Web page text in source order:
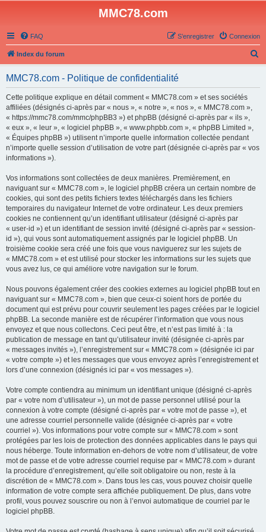
MMC78.com
FAQ Connexion
S’enregistrer
Index du forum
MMC78.com - Politique de confidentialité
Cette politique explique en détail comment « MMC78.com » et ses sociétés
affiliées (désignés ci-après par « nous », « notre », « nos », « MMC78.com »,
« https://mmc78.com/mmc/phpBB3 ») et phpBB (désigné ci-après par « ils »,
« eux », « leur », « logiciel phpBB », « www.phpbb.com », « phpBB Limited »,
« Équipes phpBB ») utilisent n’importe quelle information collectée pendant
n’importe quelle session d’utilisation de votre part (désignée ci-après par « vos
informations »).
Vos informations sont collectées de deux manières. Premièrement, en
naviguant sur « MMC78.com », le logiciel phpBB créera un certain nombre de
cookies, qui sont des petits fichiers textes téléchargés dans les fichiers
temporaires du navigateur Internet de votre ordinateur. Les deux premiers
cookies ne contiennent qu’un identifiant utilisateur (désigné ci-après par
« user-id ») et un identifiant de session invité (désigné ci-après par « session-
id »), qui vous sont automatiquement assignés par le logiciel phpBB. Un
troisième cookie sera créé une fois que vous naviguerez sur les sujets de
« MMC78.com » et est utilisé pour stocker les informations sur les sujets que
vous avez lus, ce qui améliore votre navigation sur le forum.
Nous pouvons également créer des cookies externes au logiciel phpBB tout en
naviguant sur « MMC78.com », bien que ceux-ci soient hors de portée du
document qui est prévu pour couvrir seulement les pages créées par le logiciel
phpBB. La seconde manière est de récupérer l’information que vous nous
envoyez et que nous collectons. Ceci peut être, et n’est pas limité à : la
publication de message en tant qu’utilisateur invité (désignée ci-après par
« messages invités »), l’enregistrement sur « MMC78.com » (désignée ici par
« votre compte ») et les messages que vous envoyez après l’enregistrement et
lors d’une connexion (désignés ici par « vos messages »).
Votre compte contiendra au minimum un identifiant unique (désigné ci-après
par « votre nom d’utilisateur »), un mot de passe personnel utilisé pour la
connexion à votre compte (désigné ci-après par « votre mot de passe »), et
une adresse courriel personnelle valide (désignée ci-après par « votre
courriel »). Vos informations pour votre compte sur « MMC78.com » sont
protégées par les lois de protection des données applicables dans le pays qui
nous héberge. Toute information en-dehors de votre nom d’utilisateur, de votre
mot de passe et de votre adresse courriel requise par « MMC78.com » durant
la procédure d’enregistrement, qu’elle soit obligatoire ou non, reste à la
discrétion de « MMC78.com ». Dans tous les cas, vous pouvez choisir quelle
information de votre compte sera affichée publiquement. De plus, dans votre
profil, vous pouvez souscrire ou non à l’envoi automatique de courriel par le
logiciel phpBB.